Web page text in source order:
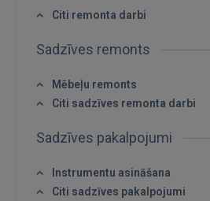
FACEBOOK
Citi remonta darbi
Sadzīves remonts
Mēbeļu remonts
Citi sadzīves remonta darbi
Sadzīves pakalpojumi
Instrumentu asināšana
Citi sadzīves pakalpojumi